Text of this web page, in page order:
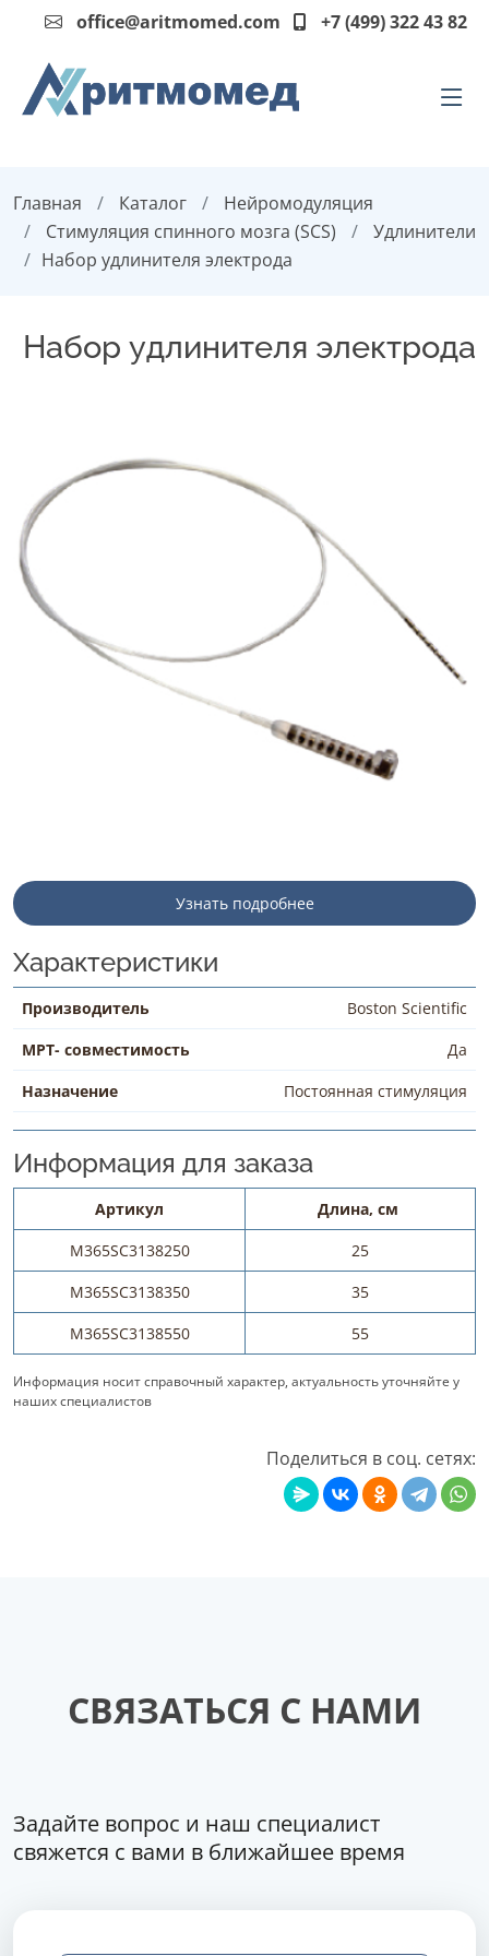
office@aritmomed.com +7 (499) 322 43 82
Главная Каталог
Нейромодуляция
Стимуляция спинного мозга (SCS)
Удлинители
Набор удлинителя электрода
Набор удлинителя электрода
Узнать подробнее
Характеристики
Производитель
Boston Scientific
МРТ- совместимость
Да
Назначение
Постоянная стимуляция
Информация для заказа
Артикул
Длина, см
M365SC3138250
25
M365SC3138350
35
M365SC3138550
55
Информация носит справочный характер, актуальность уточняйте у
наших специалистов
Поделиться в соц. сетях:
СВЯЗАТЬСЯ С НАМИ
Задайте вопрос и наш специалист
свяжется с вами в ближайшее время